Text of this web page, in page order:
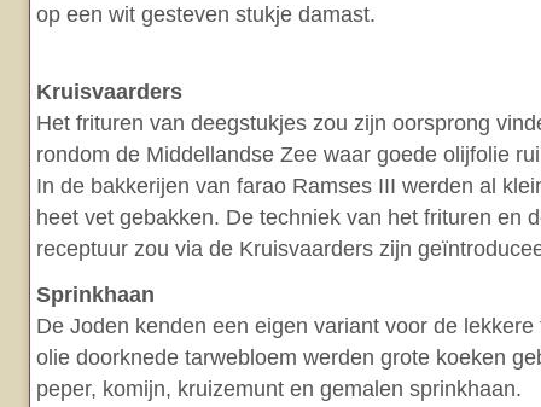
op een wit gesteven stukje damast.
Kruisvaarders
Het frituren van deegstukjes zou zijn oorsprong
rondom de Middellandse Zee waar goede olijfolie
In de bakkerijen van farao Ramses III werden al
heet vet gebakken. De techniek van het frituren en
receptuur zou via de Kruisvaarders zijn
Sprinkhaan
De Joden kenden een eigen variant voor de
olie doorknede tarwebloem werden grote koeken
peper, komijn, kruizemunt en gemalen sprinkhaan.